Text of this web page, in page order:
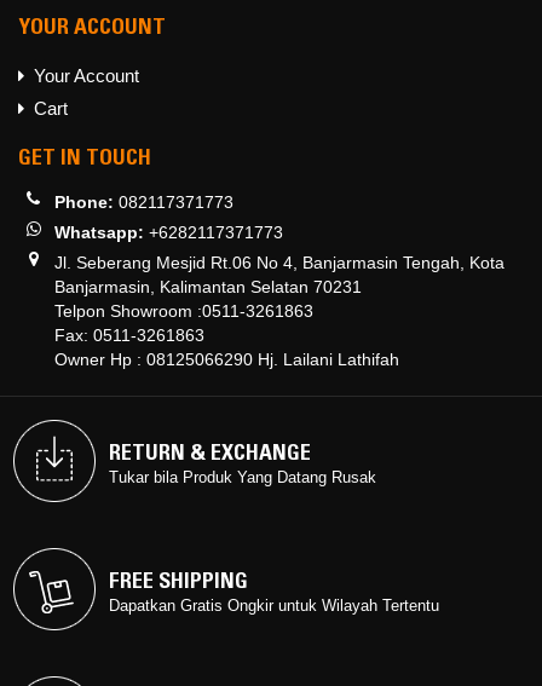
YOUR ACCOUNT
Your Account
Cart
GET IN TOUCH
Phone: 082117371773
Whatsapp: +6282117371773
Jl. Seberang Mesjid Rt.06 No 4, Banjarmasin Tengah, Kota
Banjarmasin, Kalimantan Selatan 70231
Telpon Showroom :0511-3261863
Fax: 0511-3261863
Owner Hp : 08125066290 Hj. Lailani Lathifah
RETURN & EXCHANGE
Tukar bila Produk Yang Datang Rusak
RETURN & EXCHANGE
Tukar bila Produk Yang Datang Rusak
FREE SHIPPING
Dapatkan Gratis Ongkir untuk Wilayah Tertentu
Dapatkan Gratis Ongkir untuk Wilayah Tertentu